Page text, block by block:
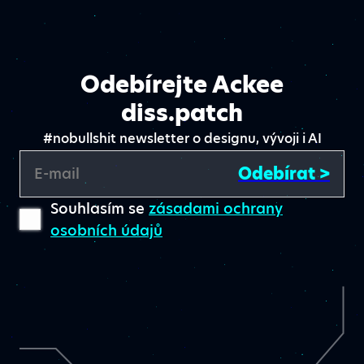
Odebírejte Ackee
diss.patch
#nobullshit newsletter o designu, vývoji i AI
E-mail Odebírat >
Souhlasím se zásadami ochrany
osobních údajů